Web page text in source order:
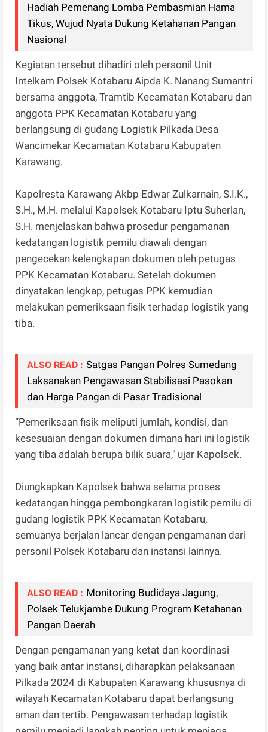
Hadiah Pemenang Lomba Pembasmian Hama
Tikus, Wujud Nyata Dukung Ketahanan Pangan
Nasional
Kegiatan tersebut dihadiri oleh personil Unit
Intelkam Polsek Kotabaru Aipda K. Nanang Sumantri
bersama anggota, Tramtib Kecamatan Kotabaru dan
anggota PPK Kecamatan Kotabaru yang
berlangsung di gudang Logistik Pilkada Desa
Wancimekar Kecamatan Kotabaru Kabupaten
Karawang.
Kapolresta Karawang Akbp Edwar Zulkarnain, S.I.K.,
S.H., M.H. melalui Kapolsek Kotabaru Iptu Suherlan,
S.H. menjelaskan bahwa prosedur pengamanan
kedatangan logistik pemilu diawali dengan
pengecekan kelengkapan dokumen oleh petugas
PPK Kecamatan Kotabaru. Setelah dokumen
dinyatakan lengkap, petugas PPK kemudian
melakukan pemeriksaan fisik terhadap logistik yang
tiba.
ALSO READ : Satgas Pangan Polres Sumedang
Laksanakan Pengawasan Stabilisasi Pasokan
dan Harga Pangan di Pasar Tradisional
“Pemeriksaan fisik meliputi jumlah, kondisi, dan
kesesuaian dengan dokumen dimana hari ini logistik
yang tiba adalah berupa bilik suara," ujar Kapolsek.
Diungkapkan Kapolsek bahwa selama proses
kedatangan hingga pembongkaran logistik pemilu di
gudang logistik PPK Kecamatan Kotabaru,
semuanya berjalan lancar dengan pengamanan dari
personil Polsek Kotabaru dan instansi lainnya.
ALSO READ : Monitoring Budidaya Jagung,
Polsek Telukjambe Dukung Program Ketahanan
Pangan Daerah
Dengan pengamanan yang ketat dan koordinasi
yang baik antar instansi, diharapkan pelaksanaan
Pilkada 2024 di Kabupaten Karawang khususnya di
wilayah Kecamatan Kotabaru dapat berlangsung
aman dan tertib. Pengawasan terhadap logistik